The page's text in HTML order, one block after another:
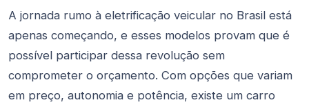
A jornada rumo à eletrificação veicular no Brasil está
apenas começando, e esses modelos provam que é
possível participar dessa revolução sem
comprometer o orçamento. Com opções que variam
em preço, autonomia e potência, existe um carro